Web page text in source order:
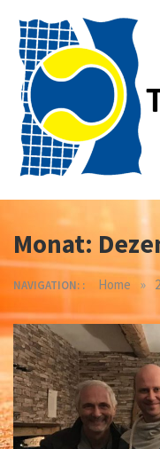
content
Tennisclub
Monat:
NAVIGATION: : Home »